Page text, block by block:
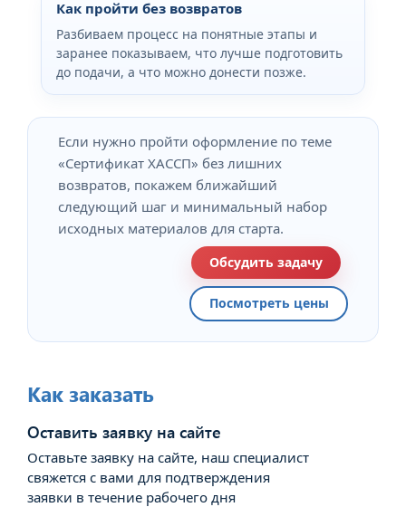
Как пройти без возвратов
Разбиваем процесс на понятные этапы и
заранее показываем, что лучше подготовить
до подачи, а что можно донести позже.
Если нужно пройти оформление по теме
«Сертификат ХАССП» без лишних
возвратов, покажем ближайший
следующий шаг и минимальный набор
исходных материалов для старта.
Обсудить задачу
Посмотреть цены
Как заказать
Оставить заявку на сайте
Оставьте заявку на сайте, наш специалист
свяжется с вами для подтверждения
заявки в течение рабочего дня